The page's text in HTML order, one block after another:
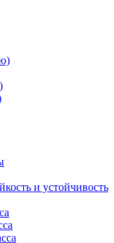
и устойчивость